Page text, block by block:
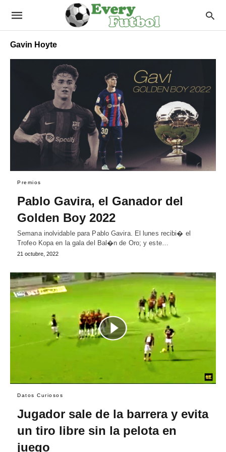
Gavin Hoyte
Premios
Pablo Gavira, el Ganador del
Golden Boy 2022
Semana inolvidable para Pablo Gavira. El lunes recibi� el
Trofeo Kopa en la gala del Bal�n de Oro; y este…
21 octubre, 2022
Datos Curiosos
Jugador sale de la barrera y evita
un tiro libre sin la pelota en
juego